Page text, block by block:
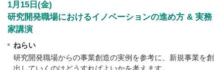
1月15日(金)
研究開発職場におけるイノベーションの進め方 & 実務
家講演
ねらい
研究開発職場からの事業創造の実例を参考に、新規事業を創